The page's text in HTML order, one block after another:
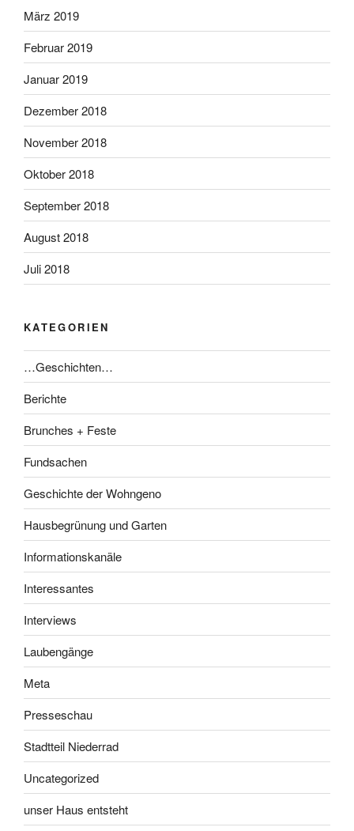
März 2019
Februar 2019
Januar 2019
Dezember 2018
November 2018
Oktober 2018
September 2018
August 2018
Juli 2018
KATEGORIEN
…Geschichten…
Berichte
Brunches + Feste
Fundsachen
Geschichte der Wohngeno
Hausbegrünung und Garten
Informationskanäle
Interessantes
Interviews
Laubengänge
Meta
Presseschau
Stadtteil Niederrad
Uncategorized
unser Haus entsteht